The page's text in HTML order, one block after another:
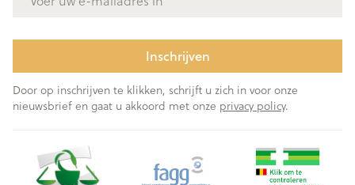
Inschrijven
Door op inschrijven te klikken, schrijft u zich in voor onze
nieuwsbrief en gaat u akkoord met onze privacy policy.